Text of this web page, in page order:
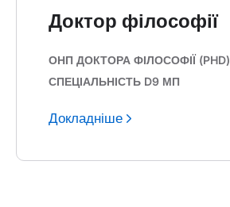
Доктор філософії
ОНП ДОКТОРА ФІЛОСОФІЇ (PHD)
СПЕЦІАЛЬНІСТЬ D9 МП
Докладніше